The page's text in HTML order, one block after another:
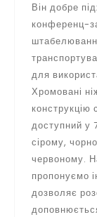
Він добре
конференц-
для
Хромовані
конструкцію
доступний у
сірому,
червоному.
пропонуємо
дозволяє